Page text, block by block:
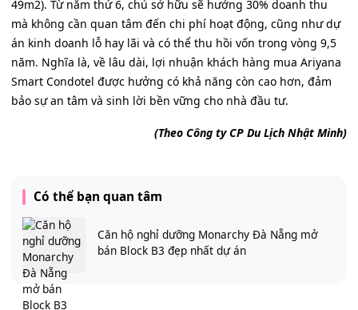
49m2). Từ năm thứ 6, chủ sở hữu sẽ hưởng 30% doanh thu
mà không cần quan tâm đến chi phí hoạt động, cũng như dự
án kinh doanh lỗ hay lãi và có thể thu hồi vốn trong vòng 9,5
năm. Nghĩa là, về lâu dài, lợi nhuận khách hàng mua Ariyana
Smart Condotel được hưởng có khả năng còn cao hơn, đảm
bảo sự an tâm và sinh lời bền vững cho nhà đầu tư.
(Theo Công ty CP Du Lịch Nhật Minh)
Có thể bạn quan tâm
Căn hộ nghỉ dưỡng Monarchy Đà Nẵng mở
bán Block B3 đẹp nhất dự án